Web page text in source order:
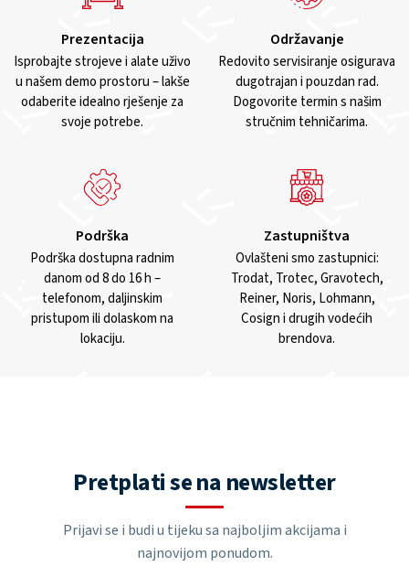
Prezentacija
Isprobajte strojeve i alate uživo
u našem demo prostoru – lakše
odaberite idealno rješenje za
svoje potrebe.
Održavanje
Redovito servisiranje osigurava
dugotrajan i pouzdan rad.
Dogovorite termin s našim
stručnim tehničarima.
Podrška
Podrška dostupna radnim
danom od 8 do 16 h –
telefonom, daljinskim
pristupom ili dolaskom na
lokaciju.
Zastupništva
Ovlašteni smo zastupnici:
Trodat, Trotec, Gravotech,
Reiner, Noris, Lohmann,
Cosign i drugih vodećih
brendova.
Pretplati se na newsletter
Prijavi se i budi u tijeku sa najboljim akcijama i
najnovijom ponudom.